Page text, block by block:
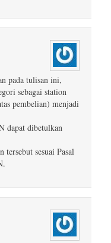
pada tulisan ini,
sebagai station
pembelian) menjadi
dapat dibetulkan
tersebut sesuai Pasal